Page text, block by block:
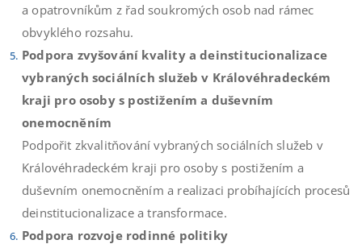
a opatrovníkům z řad soukromých osob nad rámec
obvyklého rozsahu.
Podpora zvyšování kvality a deinstitucionalizace
vybraných sociálních služeb v Královéhradeckém
kraji pro osoby s postižením a duševním
onemocněním
Podpořit zkvalitňování vybraných sociálních služeb v
Královéhradeckém kraji pro osoby s postižením a
duševním onemocněním a realizaci probíhajících procesů
deinstitucionalizace a transformace.
Podpora rozvoje rodinné politiky